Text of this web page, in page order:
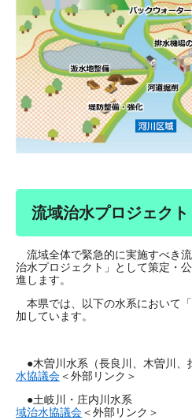
流域治水プロジェクト
流域全体で緊急的に実施すべき
治水プロジェクト」として策定・
進します。
本県では、以下の水系において
加しています。
●木曽川水系（長良川、木曽川
水協議会＜外部リンク＞
●土岐川・庄内
域治水協議会＜外部リンク＞